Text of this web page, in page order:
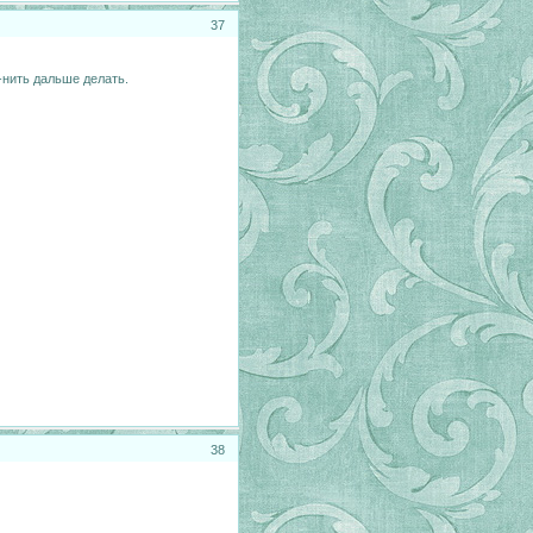
37
дальше делать.
38